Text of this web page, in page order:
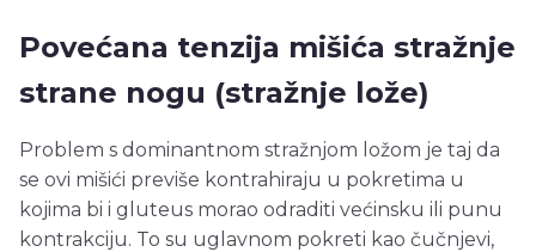
Povećana tenzija mišića stražnje
strane nogu (stražnje lože)
Problem s dominantnom stražnjom ložom je taj da
se ovi mišići previše kontrahiraju u pokretima u
kojima bi i gluteus morao odraditi većinsku ili punu
kontrakciju. To su uglavnom pokreti kao čučnjevi,